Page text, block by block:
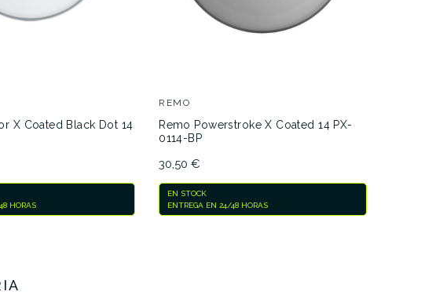
X Coated Black Dot 14
HORAS
REMO
Remo Powerstroke X Coated 14 PX-
0114-BP
30,50 €
EN STOCK
ENTREGA EN 24/48 HORAS